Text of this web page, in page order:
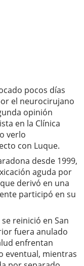
pocos días
el neurocirujano
opinión
en la Clínica
verlo
con Luque.
desde 1999,
aguda por
derivó en una
participó en su
reinició en San
fuera anulado
enfrentan
eventual, mientras